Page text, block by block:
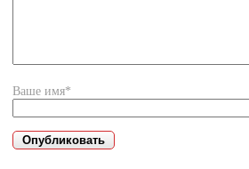
Ваше имя*